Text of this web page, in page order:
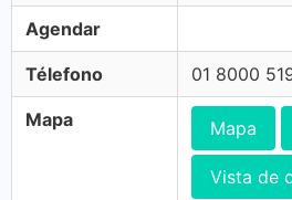
Agendar
Télefono 01 8000
Mapa Mapa
Vista de